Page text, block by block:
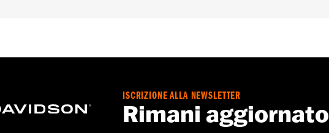
ISCRIZIONE ALLA NEWSLETTER
Rimani aggiornato